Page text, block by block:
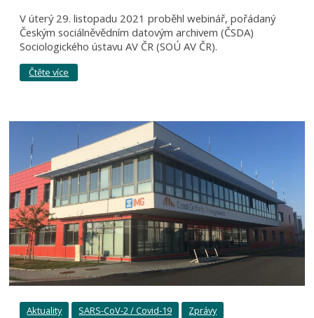
V úterý 29. listopadu 2021 proběhl webinář, pořádaný
Českým sociálněvědním datovým archivem (ČSDA)
Sociologického ústavu AV ČR (SOÚ AV ČR).
Čtěte více
Aktuality SARS-CoV-2 / Covid-19 Zprávy